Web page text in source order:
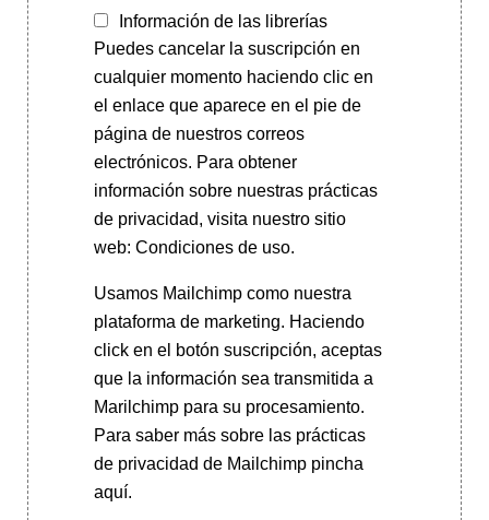
Información de las librerías
Puedes cancelar la suscripción en
cualquier momento haciendo clic en
el enlace que aparece en el pie de
página de nuestros correos
electrónicos. Para obtener
información sobre nuestras prácticas
de privacidad, visita nuestro sitio
web: Condiciones de uso.
Usamos Mailchimp como nuestra
plataforma de marketing. Haciendo
click en el botón suscripción, aceptas
que la información sea transmitida a
Marilchimp para su procesamiento.
Para saber mássobre las prácticas
de privacidad de Mailchimp pincha
aquí.